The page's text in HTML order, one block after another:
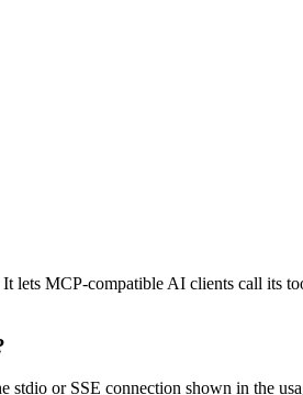
MCP-compatible AI clients call its
or SSE connection shown in the